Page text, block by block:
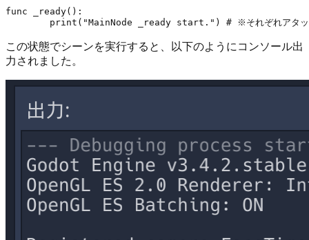
func _ready():
この状態でシーンを実行すると、以下のようにコンソール出
力されました。